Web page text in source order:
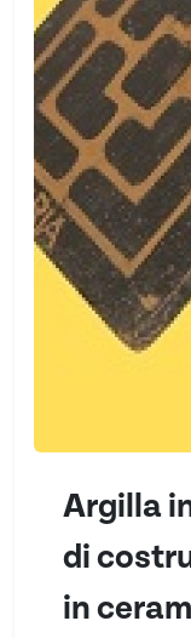
Argilla
di
in